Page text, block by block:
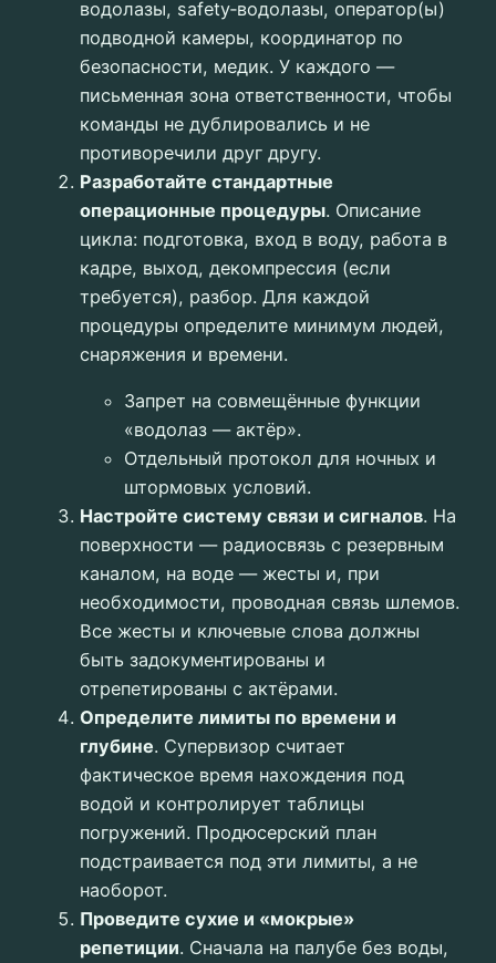
водолазы, safety‑водолазы, оператор(ы)
подводной камеры, координатор по
безопасности, медик. У каждого —
письменная зона ответственности, чтобы
команды не дублировались и не
противоречили друг другу.
Разработайте стандартные
операционные процедуры. Описание
цикла: подготовка, вход в воду, работа в
кадре, выход, декомпрессия (если
требуется), разбор. Для каждой
процедуры определите минимум людей,
снаряжения и времени.
Запрет на совмещённые функции
«водолаз — актёр».
Отдельный протокол для ночных и
штормовых условий.
Настройте систему связи и сигналов. На
поверхности — радиосвязь с резервным
каналом, на воде — жесты и, при
необходимости, проводная связь шлемов.
Все жесты и ключевые слова должны
быть задокументированы и
отрепетированы с актёрами.
Определите лимиты по времени и
глубине. Супервизор считает
фактическое время нахождения под
водой и контролирует таблицы
погружений. Продюсерский план
подстраивается под эти лимиты, а не
наоборот.
Проведите сухие и «мокрые»
репетиции. Сначала на палубе без воды,